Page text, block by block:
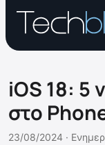
iOS 18: 5
στο
23/08/2024 ·